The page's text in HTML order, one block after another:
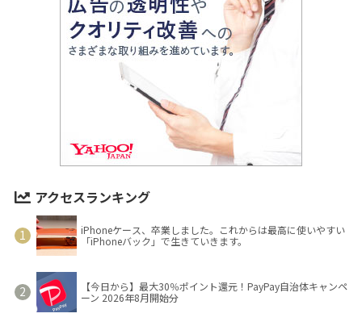
アクセスランキング
iPhoneケース、卒業しました。これからは最高に使いやすい
「iPhoneバック」で生きていきます。
【今日から】最大30％ポイント還元！PayPay自治体キャンペ
ーン 2026年8月開始分